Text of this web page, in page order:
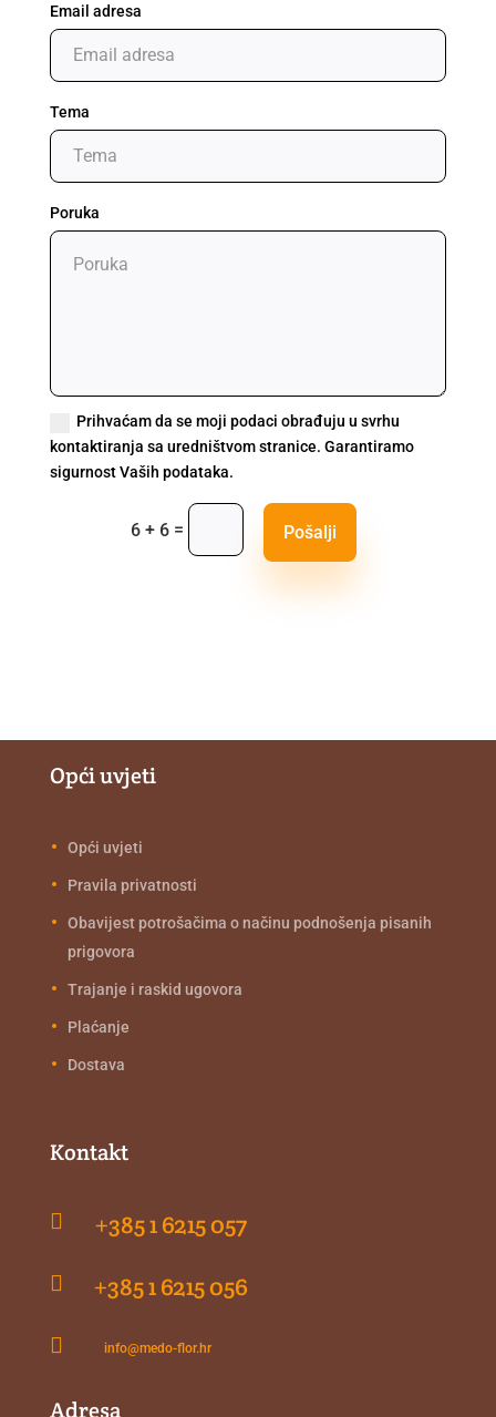
Email adresa
Tema
Poruka
Prihvaćam da se moji podaci obrađuju u svrhu
kontaktiranja sa uredništvom stranice. Garantiramo
sigurnost Vaših podataka.
6 + 6 = Pošalji
Opći uvjeti
Opći uvjeti
Pravila privatnosti
Obavijest potrošačima o načinu podnošenja pisanih
prigovora
Trajanje i raskid ugovora
Plaćanje
Dostava
Kontakt
 +385 1 6215 057
 +385 1 6215 056
 info@medo-flor.hr
Adresa